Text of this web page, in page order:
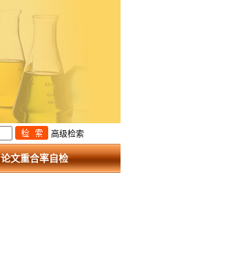
高级检索
论文重合率自检